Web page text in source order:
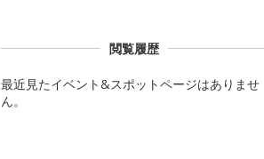
閲覧履歴
最近見たイベント&スポットページはありませ
ん。